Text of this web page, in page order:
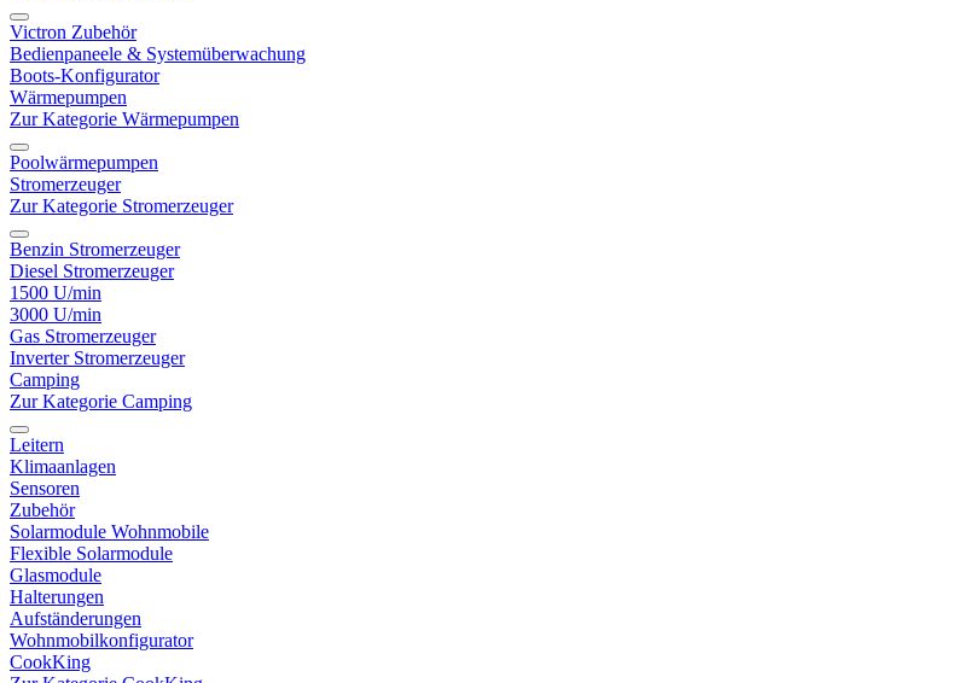
Victron Zubehör
Bedienpaneele & Systemüberwachung
Boots-Konfigurator
Wärmepumpen
Zur Kategorie Wärmepumpen
Poolwärmepumpen
Stromerzeuger
Zur Kategorie Stromerzeuger
Benzin Stromerzeuger
Diesel Stromerzeuger
1500 U/min
3000 U/min
Gas Stromerzeuger
Inverter Stromerzeuger
Camping
Zur Kategorie Camping
Leitern
Klimaanlagen
Sensoren
Zubehör
Solarmodule Wohnmobile
Flexible Solarmodule
Glasmodule
Halterungen
Aufständerungen
Wohnmobilkonfigurator
CookKing